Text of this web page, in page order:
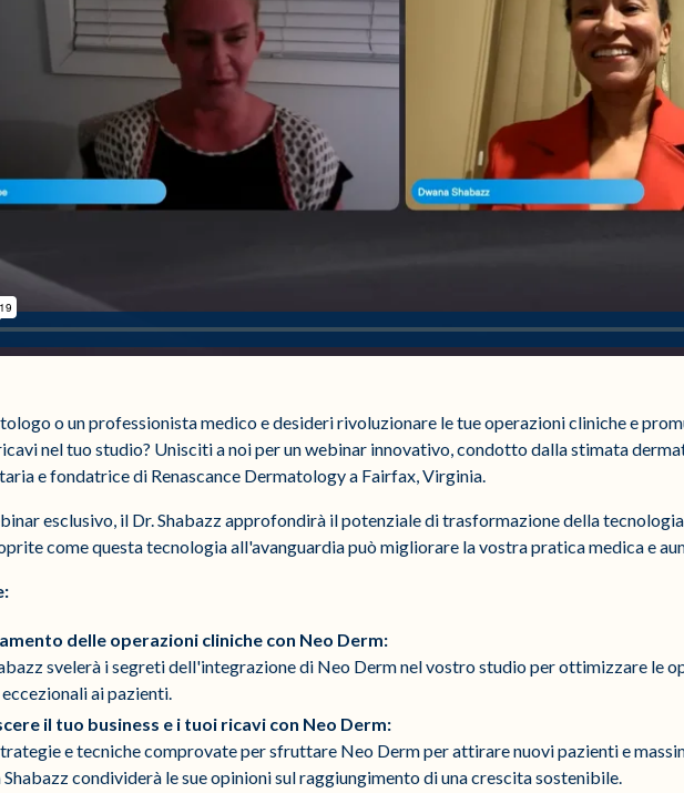
o un professionista medico e desideri rivoluzionare le tue operazioni cliniche e
nel tuo studio? Unisciti a noi per un webinar innovativo, condotto dalla stimata
e fondatrice di Renascance Dermatology a Fairfax, Virginia.
esclusivo, il Dr. Shabazz approfondirà il potenziale di trasformazione della
come questa tecnologia all'avanguardia può migliorare la vostra pratica medica e
delle operazioni cliniche con Neo Derm:
svelerà i segreti dell'integrazione di Neo Derm nel vostro studio per ottimizzare le
ai pazienti.
il tuo business e i tuoi ricavi con Neo Derm:
e tecniche comprovate per sfruttare Neo Derm per attirare nuovi pazienti e
condividerà le sue opinioni sul raggiungimento di una crescita sostenibile.